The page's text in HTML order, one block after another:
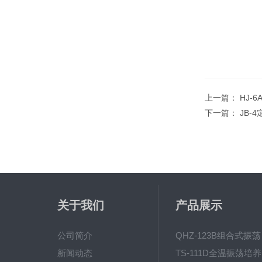
上一篇： HJ-
下一篇： JB-4
关于我们
公司简介
新闻动态
产品展示